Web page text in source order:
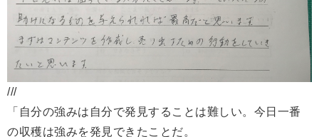
///
「自分の強みは自分で発見することは難しい。今日一番
の収穫は強みを発見できたことだ。